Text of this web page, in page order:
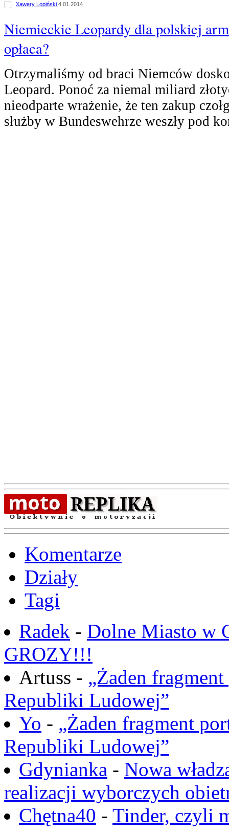
Xawery Lopiński 4.01.2014
Niemieckie Leopardy dla polskiej
opłaca?
Otrzymaliśmy od braci Niemców
Leopard. Ponoć za niemal miliard
nieodparte wrażenie, że ten zakup
służby w Bundeswehrze weszły pod
Komentarze
Działy
Tagi
Radek - Dolne Miasto w
GROZY!!!
Artuss - „Żaden
Republiki Ludowej”
Yo - „Żaden fragment
Republiki Ludowej”
Gdynianka - Nowa
realizacji wyborczych
Chętna40 - Tinder, czyli